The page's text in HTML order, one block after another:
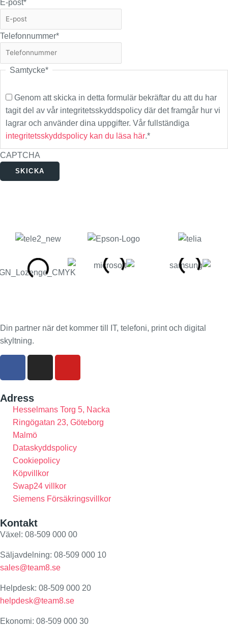
E-post*
Telefonnummer*
Samtycke*
Genom att skicka in detta formulär bekräftar du att du har
tagit del av vår integritetsskyddspolicy där det framgår hur vi
lagrar och använder dina uppgifter. Vår fullständiga
integritetsskyddspolicy kan du läsa här.*
CAPTCHA
SKICKA
Din partner när det kommer till IT, telefoni, print och digital
skyltning.
e
b
o
o
k
a
g
a
m
u
b
Adress
Hesselmans Torg 5, Nacka
Ringögatan 23, Göteborg
Malmö
Dataskyddspolicy
Cookiepolicy
Köpvillkor
Swap24 villkor
Siemens Försäkringsvillkor
Kontakt
Växel: 08-509 000 00
Säljavdelning: 08-509 000 10
sales@team8.se
Helpdesk: 08-509 000 20
helpdesk@team8.se
Ekonomi: 08-509 000 30